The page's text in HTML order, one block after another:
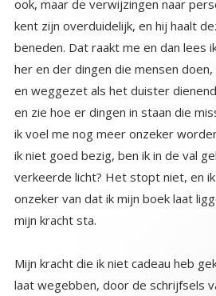
mijn kracht sta.
Mijn kracht die ik niet cadeau heb
laat wegebben, door de schrijfsels
nog nooit heb ontmoet. Ik praat
het toch niet ethisch is om op die